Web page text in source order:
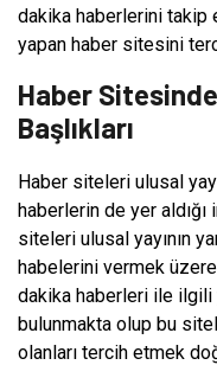
dakika haberlerini takip
yapan haber sitesini
Haber
Başlıkları
Haber siteleri ulusal
haberlerin de yer
siteleri ulusal yayının
habelerini vermek
dakika haberleri ile ilgili
bulunmakta olup bu
olanları tercih etmek